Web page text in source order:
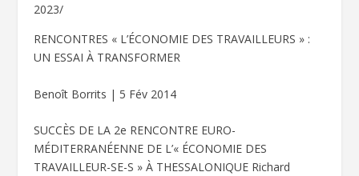
2023/
RENCONTRES « L’ÉCONOMIE DES TRAVAILLEURS » :
UN ESSAI À TRANSFORMER
Benoît Borrits | 5 Fév 2014
SUCCÈS DE LA 2e RENCONTRE EURO-
MÉDITERRANÉENNE DE L’« ÉCONOMIE DES
TRAVAILLEUR-SE-S » À THESSALONIQUE Richard